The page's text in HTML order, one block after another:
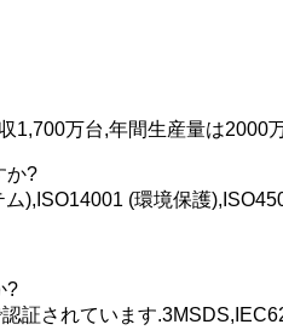
1,700万台,年間生産量は2000
か?
),ISO14001 (環境保護
?
証されています